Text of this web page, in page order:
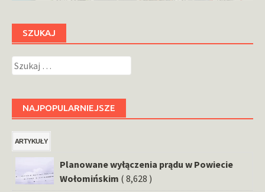
SZUKAJ
Szukaj:
NAJPOPULARNIEJSZE
ARTYKUŁY
Planowane wyłączenia prądu w Powiecie
Wołomińskim ( 8,628 )